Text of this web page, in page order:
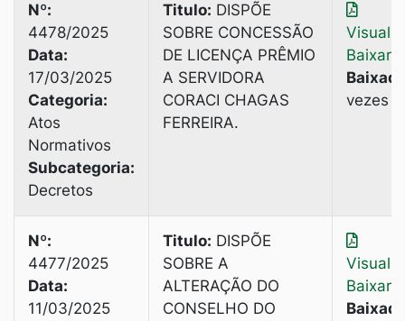
Nº:
4478/2025
Data:
17/03/2025
Categoria:
Atos
Normativos
Subcategoria:
Decretos
Titulo: DISPÕE
SOBRE CONCESSÃO
DE LICENÇA PRÊMIO
A SERVIDORA
CORACI CHAGAS
FERREIRA.
Baixar
vezes
Nº:
4477/2025
Data:
11/03/2025
Titulo: DISPÕE
SOBRE A
ALTERAÇÃO DO
CONSELHO DO
Baixar